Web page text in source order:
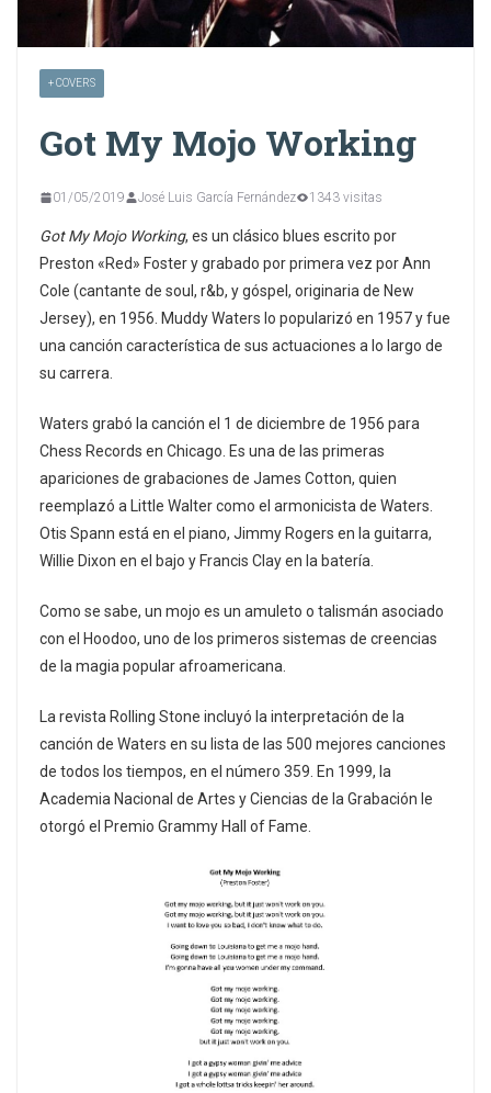
+ COVERS
Got My Mojo Working
01/05/2019 José Luis García Fernández 1343 visitas
Got My Mojo Working, es un clásico blues escrito por
Preston «Red» Foster y grabado por primera vez por Ann
Cole (cantante de soul, r&b, y góspel, originaria de New
Jersey), en 1956. Muddy Waters lo popularizó en 1957 y fue
una canción característica de sus actuaciones a lo largo de
su carrera.
Waters grabó la canción el 1 de diciembre de 1956 para
Chess Records en Chicago. Es una de las primeras
apariciones de grabaciones de James Cotton, quien
reemplazó a Little Walter como el armonicista de Waters.
Otis Spann está en el piano, Jimmy Rogers en la guitarra,
Willie Dixon en el bajo y Francis Clay en la batería.
Como se sabe, un mojo es un amuleto o talismán asociado
con el Hoodoo, uno de los primeros sistemas de creencias
de la magia popular afroamericana.
La revista Rolling Stone incluyó la interpretación de la
canción de Waters en su lista de las 500 mejores canciones
de todos los tiempos, en el número 359. En 1999, la
Academia Nacional de Artes y Ciencias de la Grabación le
otorgó el Premio Grammy Hall of Fame.